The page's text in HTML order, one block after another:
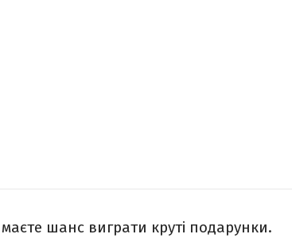
шанс виграти круті подарунки.